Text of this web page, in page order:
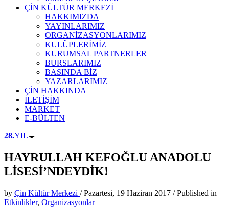
ÇİN KÜLTÜR MERKEZİ
HAKKIMIZDA
YAYINLARIMIZ
ORGANİZASYONLARIMIZ
KULÜPLERİMİZ
KURUMSAL PARTNERLER
BURSLARIMIZ
BASINDA BİZ
YAZARLARIMIZ
ÇİN HAKKINDA
İLETİŞİM
MARKET
E-BÜLTEN
28.YIL
HAYRULLAH KEFOĞLU ANADOLU
LİSESİ’NDEYDİK!
by Çin Kültür Merkezi /Pazartesi, 19 Haziran 2017 /Published in
Etkinlikler, Organizasyonlar